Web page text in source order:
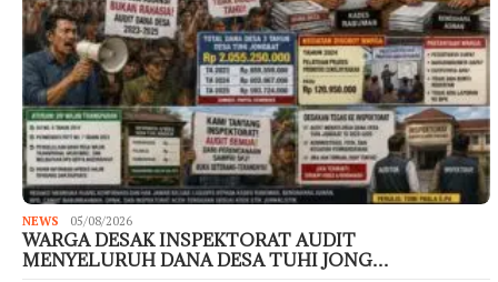
NEWS 05/08/2026
WARGA DESAK INSPEKTORAT AUDIT
MENYELURUH DANA DESA TUHI JONG…